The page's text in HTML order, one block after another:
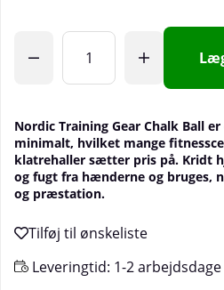
Nordic Training Gear Chalk Ball
minimalt, hvilket mange
klatrehaller sætter pris på. Kridt
og fugt fra hænderne og bruges,
og præstation.
Leveringtid: 1-2 arbejdsdage